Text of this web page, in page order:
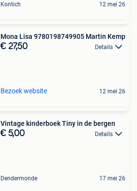
Kontich 12 mei 26
Mona Lisa 9780198749905 Martin Kemp
€ 27,50 Details
Bezoek website 12 mei 26
Vintage kinderboek Tiny in de bergen
€ 5,00 Details
Dendermonde 17 mei 26